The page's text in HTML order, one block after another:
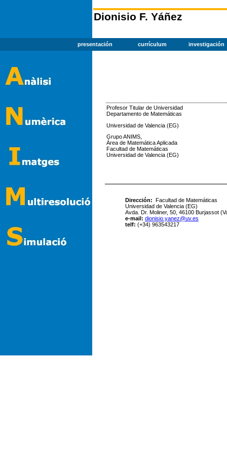
Dionisio F. Yáñez
presentación currículum investigación
Profesor Titular de Universidad
Departamento de Matemáticas
Universidad de Valencia (EG)
Grupo ANIMS,
Área de Matemática Aplicada
Facultad de Matemáticas
Universidad de Valencia (EG)
Dirección: Facultad de
Universidad de Valencia (EG)
Avda. Dr. Moliner, 50, 46100 Burjassot
e-mail: dionisio.yanez@uv.es
telf: (+34) 963543217